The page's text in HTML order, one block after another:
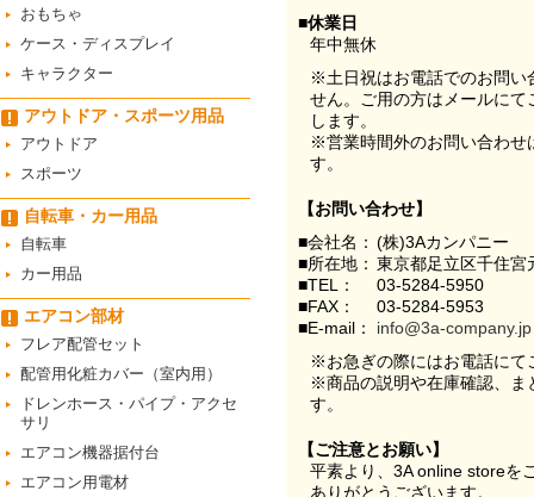
おもちゃ
ケース・ディスプレイ
キャラクター
アウトドア・スポーツ用品
アウトドア
スポーツ
自転車・カー用品
自転車
カー用品
エアコン部材
フレア配管セット
配管用化粧カバー（室内用）
ドレンホース・パイプ・アクセ
サリ
エアコン機器据付台
エアコン用電材
■休業日
年中無休
※土日祝はお電話でのお問い
せん。ご用の方はメールに
します。
※営業時間外のお問い合わせ
す。
【お問い合わせ】
■会社名： (株)3Aカンパニー
■所在地： 東京都足立区千住
■TEL：
03-5284-5950
■FAX：
03-5284-5953
■E-mail：
info@3a-company.jp
※お急ぎの際にはお電話にて
※商品の説明や在庫確認、ま
す。
【ご注意とお願い】
平素より、3A online storeを
ありがとうございます。